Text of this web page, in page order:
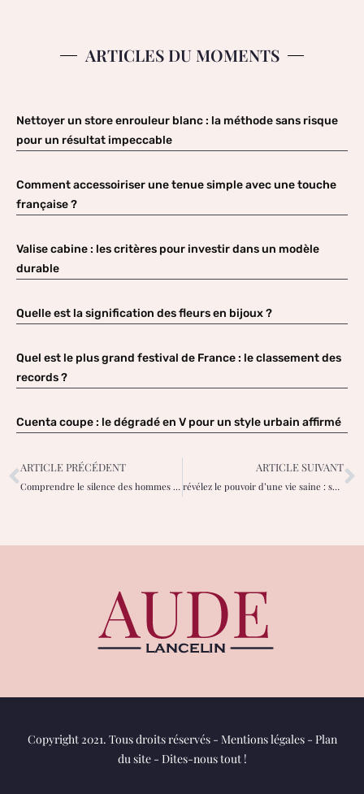
ARTICLES DU MOMENTS
Nettoyer un store enrouleur blanc : la méthode sans risque
pour un résultat impeccable
Comment accessoiriser une tenue simple avec une touche
française ?
Valise cabine : les critères pour investir dans un modèle
durable
Quelle est la signification des fleurs en bijoux ?
Quel est le plus grand festival de France : le classement des
records ?
Cuenta coupe : le dégradé en V pour un style urbain affirmé
ARTICLE PRÉCÉDENT
Comprendre le silence des hommes : pourquoi il ne donne plus de nouvelles ?
ARTICLE SUIVANT
révélez le pouvoir d’une vie saine : secrets bien-être pour chaque femme
Copyright 2021. Tous droits réservés - Mentions légales- Plan
du site- Dites-nous tout !